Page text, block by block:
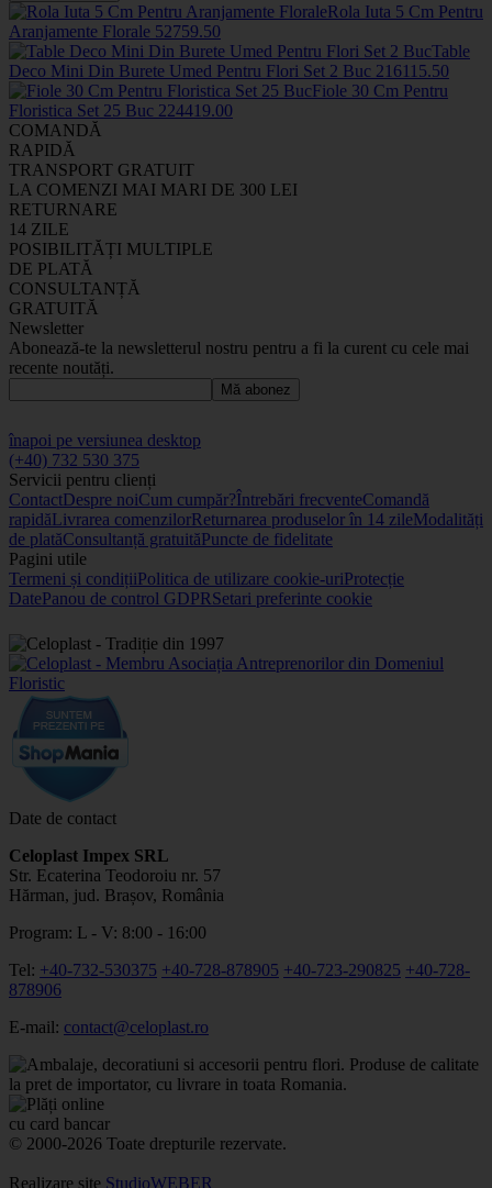
Rola Iuta 5 Cm Pentru
Aranjamente Florale 52759.50
Table
Deco Mini Din Burete Umed Pentru Flori Set 2 Buc 2161 15.50
Fiole 30 Cm Pentru
Floristica Set 25 Buc 224419.00
COMANDĂ
RAPIDĂ
TRANSPORT GRATUIT
LA COMENZI MAI MARI DE 300 LEI
RETURNARE
14 ZILE
POSIBILITĂȚI MULTIPLE
DE PLATĂ
CONSULTANȚĂ
GRATUITĂ
Newsletter
Abonează-te la newsletterul nostru pentru a fi la curent cu cele mai
recente noutăți.
Mă abonez
înapoi pe versiunea desktop
(+40) 732 530 375
Servicii pentru clienți
ContactDespre noiCum cumpăr?Întrebări frecventeComandă
rapidăLivrarea comenzilorReturnarea produselor în 14 zileModalități
de platăConsultanță gratuităPuncte de fidelitate
Pagini utile
Termeni și condițiiPolitica de utilizare cookie-uriProtecție
DatePanou de control GDPRSetari preferinte cookie
Date de contact
Celoplast Impex SRL
Str. Ecaterina Teodoroiu nr. 57
Hărman, jud. Brașov, România
Program: L - V: 8:00 - 16:00
Tel: +40-732-530375 +40-728-878905 +40-723-290825 +40-728-
878906
E-mail: contact@celoplast.ro
© 2000-2026 Toate drepturile rezervate.
Realizare site StudioWEBER